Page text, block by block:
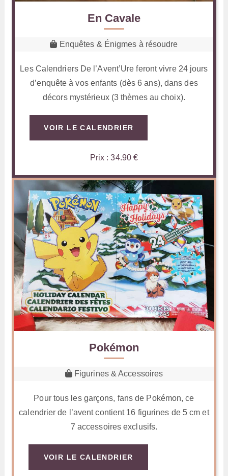
Pokémon
Figurines & Accessoires
Pour tous les garçons, fans de Pokémon, ce
calendrier de l’avent contient 16 figurines de 5 cm et
7 accessoires exclusifs.
VOIR LE CALENDRIER
En Cavale
Enquêtes & Énigmes à résoudre
Les Calendriers De l’Avent’Ure feront vivre 24 jours
d’enquête à vos enfants (dès 6 ans), dans des
décors mystérieux (3 thèmes au choix).
VOIR LE CALENDRIER
Prix : 34.90 €